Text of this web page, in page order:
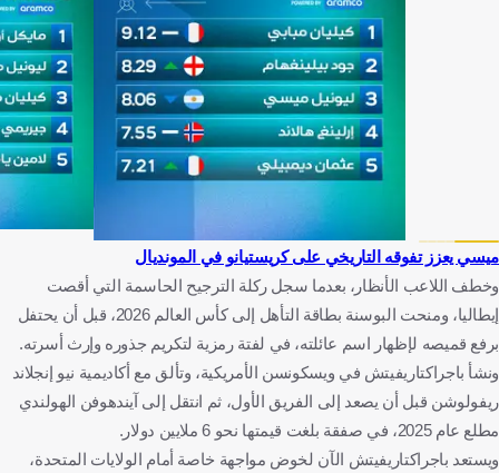
ميسي يعزز تفوقه التاريخي على كريستيانو في المونديال
وخطف اللاعب الأنظار، بعدما سجل ركلة الترجيح الحاسمة التي أقصت
إيطاليا، ومنحت البوسنة بطاقة التأهل إلى كأس العالم 2026، قبل أن يحتفل
برفع قميصه لإظهار اسم عائلته، في لفتة رمزية لتكريم جذوره وإرث أسرته.
ونشأ باجراكتاريفيتش في ويسكونسن الأمريكية، وتألق مع أكاديمية نيو إنجلاند
ريفولوشن قبل أن يصعد إلى الفريق الأول، ثم انتقل إلى آيندهوفن الهولندي
مطلع عام 2025، في صفقة بلغت قيمتها نحو 6 ملايين دولار.
ويستعد باجراكتاريفيتش الآن لخوض مواجهة خاصة أمام الولايات المتحدة،